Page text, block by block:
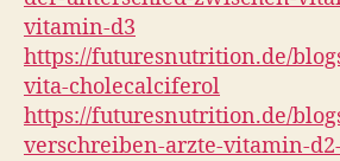
vitamin-d3
https://futuresnutrition.de/
vita-cholecalciferol
https://futuresnutrition.de/
verschreiben-arzte-vitamin-